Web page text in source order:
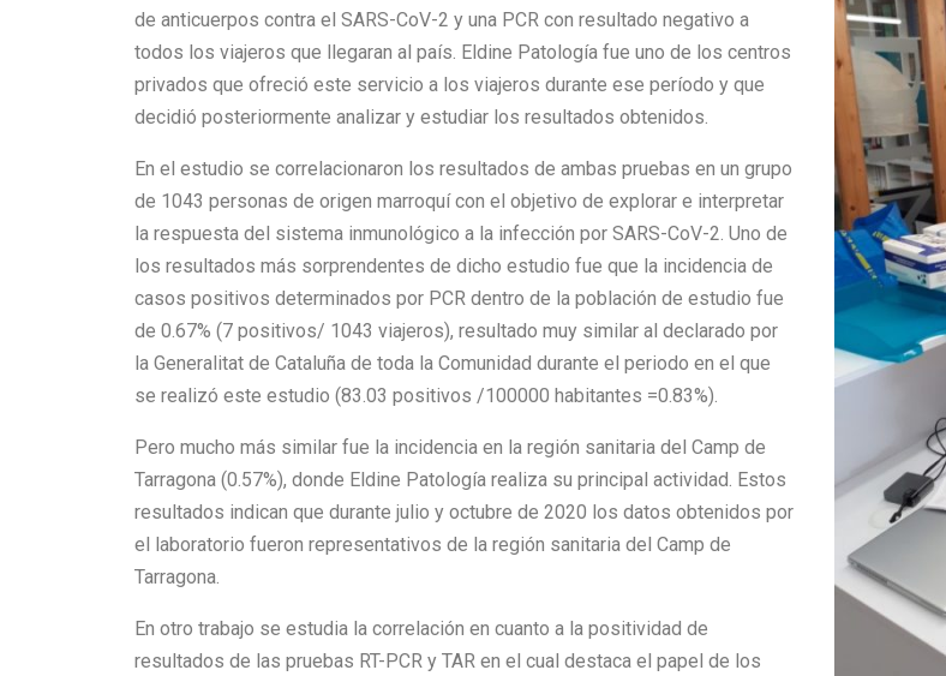
de anticuerpos contra el SARS-CoV-2 y una PCR con resultado negativo a
todos los viajeros que llegaran al país. Eldine Patología fue uno de los centros
privados que ofreció este servicio a los viajeros durante ese período y que
decidió posteriormente analizar y estudiar los resultados obtenidos.
En el estudio se correlacionaron los resultados de ambas pruebas en un grupo
de 1043 personas de origen marroquí con el objetivo de explorar e interpretar
la respuesta del sistema inmunológico a la infección por SARS-CoV-2. Uno de
los resultados más sorprendentes de dicho estudio fue que la incidencia de
casos positivos determinados por PCR dentro de la población de estudio fue
de 0.67% (7 positivos/ 1043 viajeros), resultado muy similar al declarado por
la Generalitat de Cataluña de toda la Comunidad durante el periodo en el que
se realizó este estudio (83.03 positivos /100000 habitantes =0.83%).
Pero mucho más similar fue la incidencia en la región sanitaria del Camp de
Tarragona (0.57%), donde Eldine Patología realiza su principal actividad. Estos
resultados indican que durante julio y octubre de 2020 los datos obtenidos por
el laboratorio fueron representativos de la región sanitaria del Camp de
Tarragona.
En otro trabajo se estudia la correlación en cuanto a la positividad de
resultados de las pruebas RT-PCR y TAR en el cual destaca el papel de los